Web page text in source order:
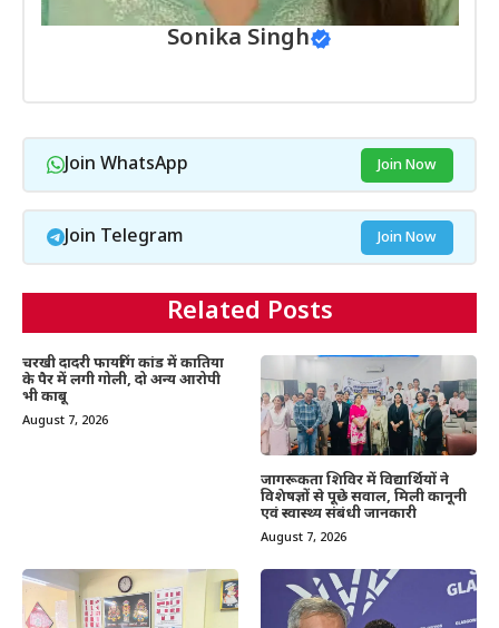
Sonika Singh
Join WhatsApp Join Now
Join Telegram Join Now
Related Posts
चरखी दादरी फायरिंग कांड में कातिया
के पैर में लगी गोली, दो अन्य आरोपी
भी काबू
August 7, 2026
जागरूकता शिविर में विद्यार्थियों ने
विशेषज्ञों से पूछे सवाल, मिली कानूनी
एवं स्वास्थ्य संबंधी जानकारी
August 7, 2026